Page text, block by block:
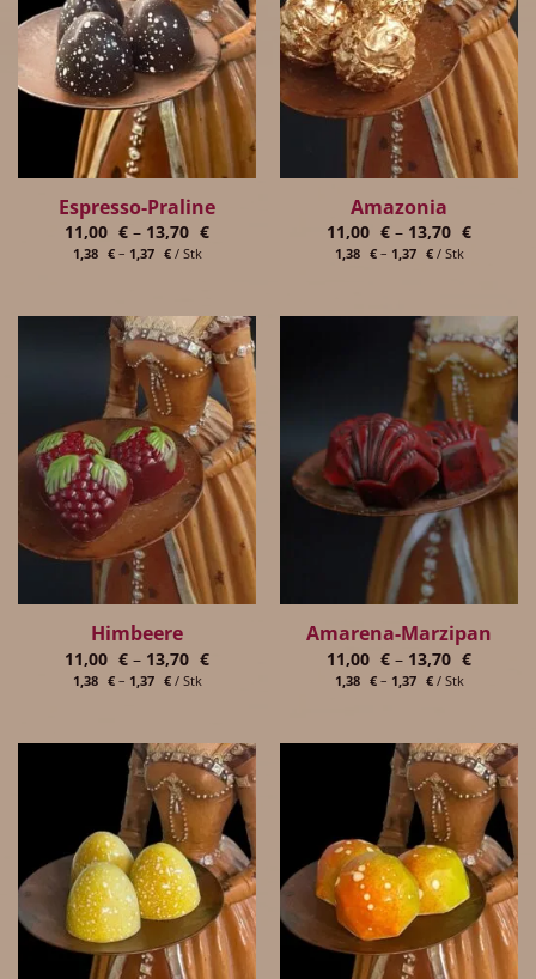
Espresso-Praline
11,00 € – 13,70 €
1,38 €– 1,37 €/ Stk
Amazonia
11,00 € – 13,70 €
1,38 €– 1,37 €/ Stk
Himbeere
11,00 € – 13,70 €
1,38 €– 1,37 €/ Stk
Amarena-Marzipan
11,00 € – 13,70 €
1,38 €– 1,37 €/ Stk